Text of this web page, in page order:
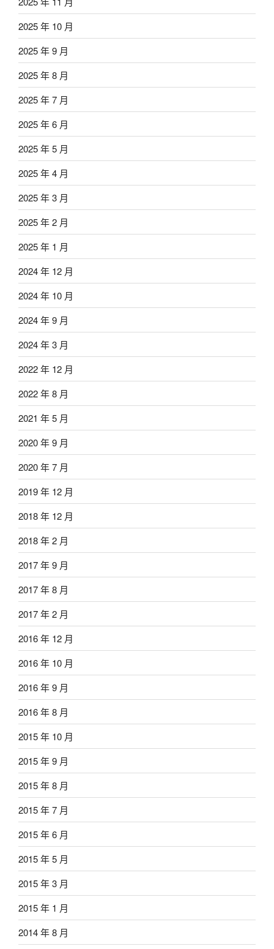
2025 年 10 月
2025 年 9 月
2025 年 8 月
2025 年 7 月
2025 年 6 月
2025 年 5 月
2025 年 4 月
2025 年 3 月
2025 年 2 月
2025 年 1 月
2024 年 12 月
2024 年 10 月
2024 年 9 月
2024 年 3 月
2022 年 12 月
2022 年 8 月
2021 年 5 月
2020 年 9 月
2020 年 7 月
2019 年 12 月
2018 年 12 月
2018 年 2 月
2017 年 9 月
2017 年 8 月
2017 年 2 月
2016 年 12 月
2016 年 10 月
2016 年 9 月
2016 年 8 月
2015 年 10 月
2015 年 9 月
2015 年 8 月
2015 年 7 月
2015 年 6 月
2015 年 5 月
2015 年 3 月
2015 年 1 月
2014 年 8 月